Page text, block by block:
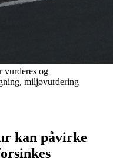
vurderes og
miljøvurdering
kan påvirke